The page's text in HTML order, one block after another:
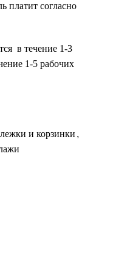
платит согласно
в течение 1-3
1-5 рабочих
и корзинки ,